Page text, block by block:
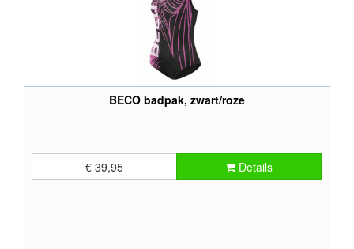
BECO badpak, zwart/roze
€ 39,95 Details